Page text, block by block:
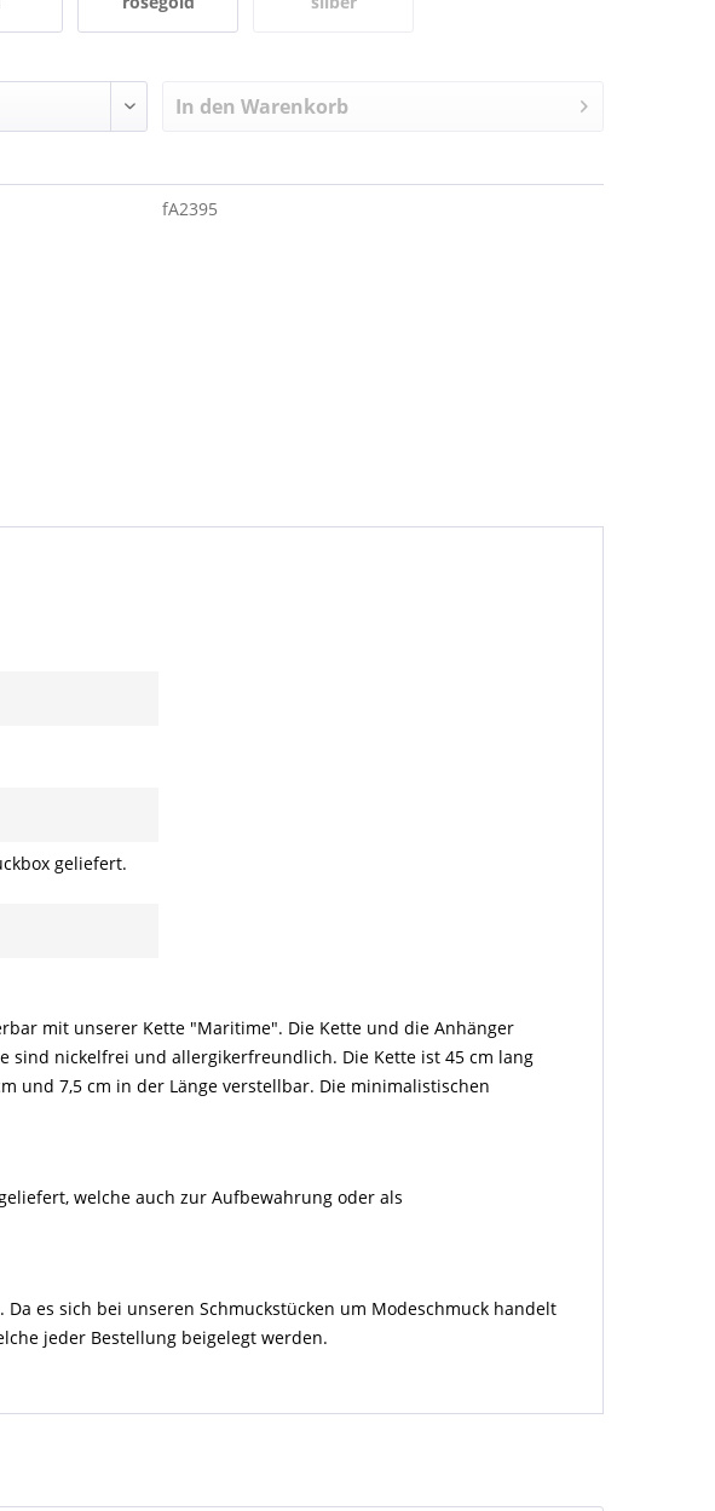
In den Warenkorb
fA2395
geliefert.
mit unserer Kette "Maritime". Die Kette und die Anhänger
sind nickelfrei und allergikerfreundlich. Die Kette ist 45 cm lang
und 7,5 cm in der Länge verstellbar. Die minimalistischen
welche auch zur Aufbewahrung oder als
es sich bei unseren Schmuckstücken um Modeschmuck handelt
jeder Bestellung beigelegt werden.